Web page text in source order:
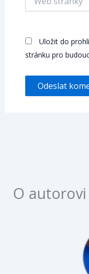
stránky
Uložit do
stránku pro
O autorovi